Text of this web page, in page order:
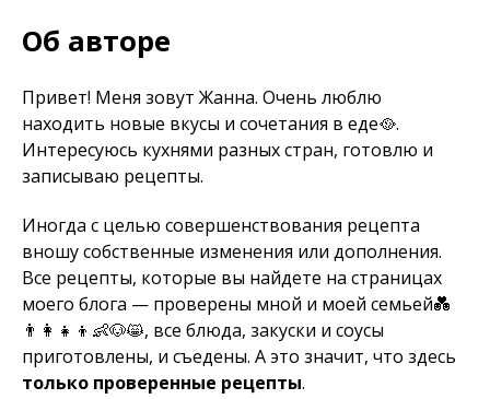
Об авторе
Привет! Меня зовут Жанна. Очень люблю
находить новые вкусы и сочетания в еде🥘.
Интересуюсь кухнями разных стран, готовлю и
записываю рецепты.
Иногда с целью совершенствования рецепта
вношу собственные изменения или дополнения.
Все рецепты, которые вы найдете на страницах
моего блога — проверены мной и моей семьей💑
👨‍👩‍👧‍👦👶🐶😸, все блюда, закуски и соусы
приготовлены, и съедены. А это значит, что здесь
только проверенные рецепты.